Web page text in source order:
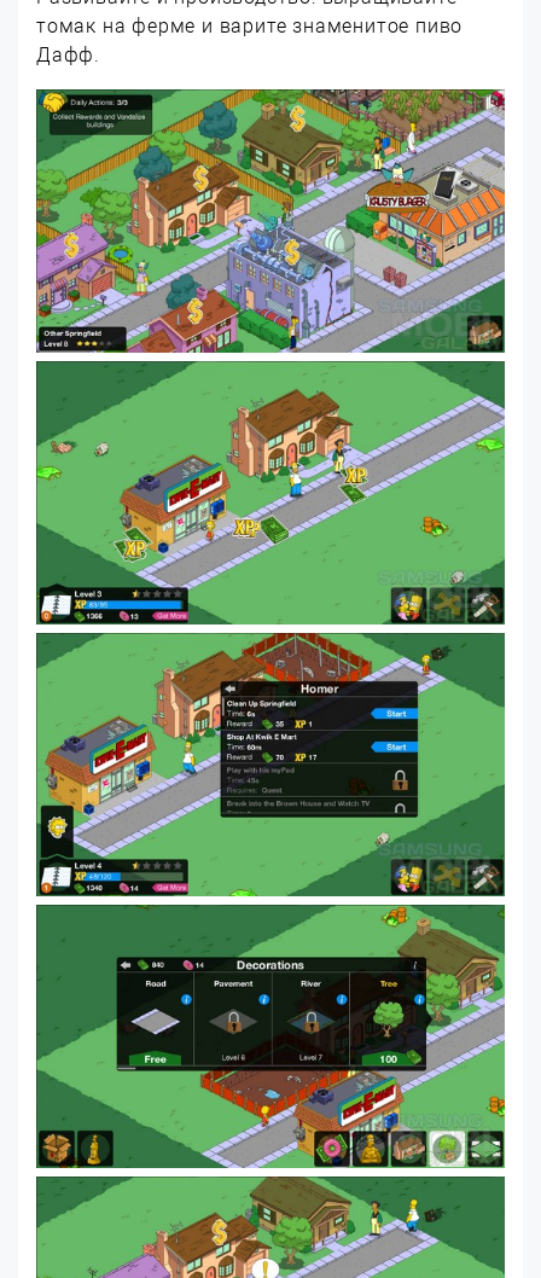
томак на ферме и варите знаменитое пиво
Дафф.